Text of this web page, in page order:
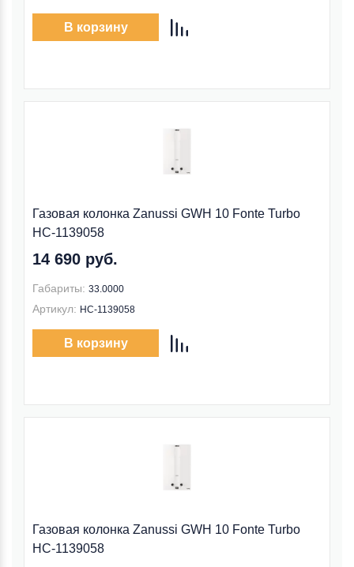
В корзину
Газовая колонка Zanussi GWH 10 Fonte Turbo
НС-1139058
14 690 руб.
Габариты: 33.0000
Артикул: НС-1139058
В корзину
Газовая колонка Zanussi GWH 10 Fonte Turbo
НС-1139058